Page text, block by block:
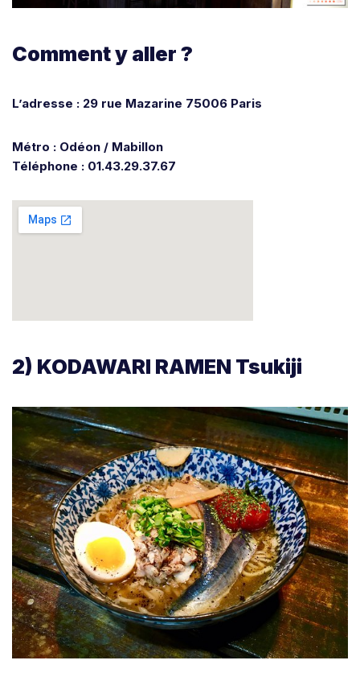
Comment y aller ?
L’adresse : 29 rue Mazarine 75006 Paris
Métro : Odéon / Mabillon
Téléphone : 01.43.29.37.67
2) KODAWARI RAMEN Tsukiji